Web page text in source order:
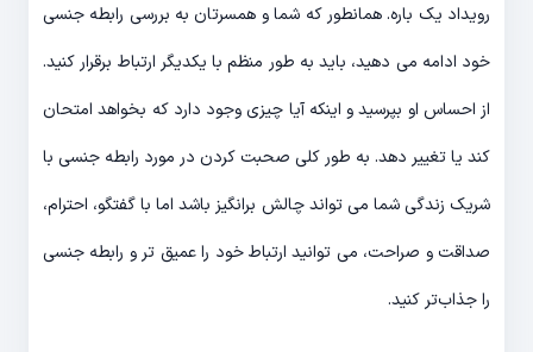
رویداد یک باره. همانطور که شما و همسرتان به بررسی رابطه جنسی
خود ادامه می دهید، باید به طور منظم با یکدیگر ارتباط برقرار کنید.
از احساس او بپرسید و اینکه آیا چیزی وجود دارد که بخواهد امتحان
کند یا تغییر دهد. به طور کلی صحبت کردن در مورد رابطه جنسی با
شریک زندگی شما می تواند چالش برانگیز باشد اما با گفتگو، احترام،
صداقت و صراحت، می توانید ارتباط خود را عمیق تر و رابطه جنسی
را جذاب‌تر کنید.